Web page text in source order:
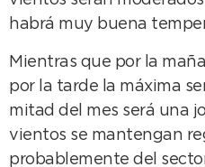
habrá muy buena
Mientras que por la
por la tarde la máxima
mitad del mes será una
vientos se mantengan
probablemente del